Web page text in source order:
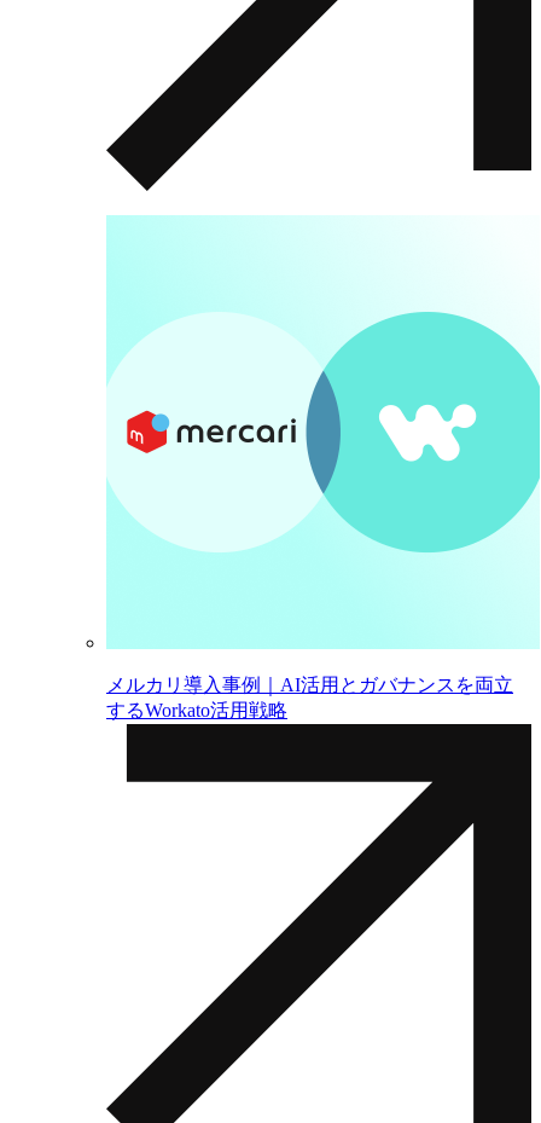
メルカリ導入事例｜AI活用とガバナンスを両立
するWorkato活用戦略